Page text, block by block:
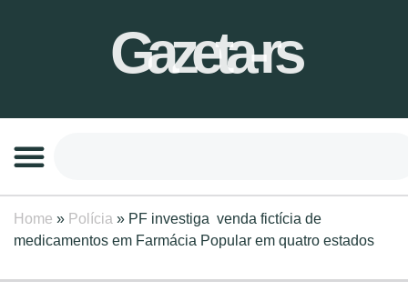
Gazeta-rs
Home » Polícia » PF investiga venda fictícia de
medicamentos em Farmácia Popular em quatro estados